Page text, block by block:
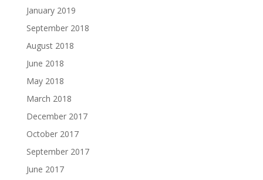
January 2019
September 2018
August 2018
June 2018
May 2018
March 2018
December 2017
October 2017
September 2017
June 2017